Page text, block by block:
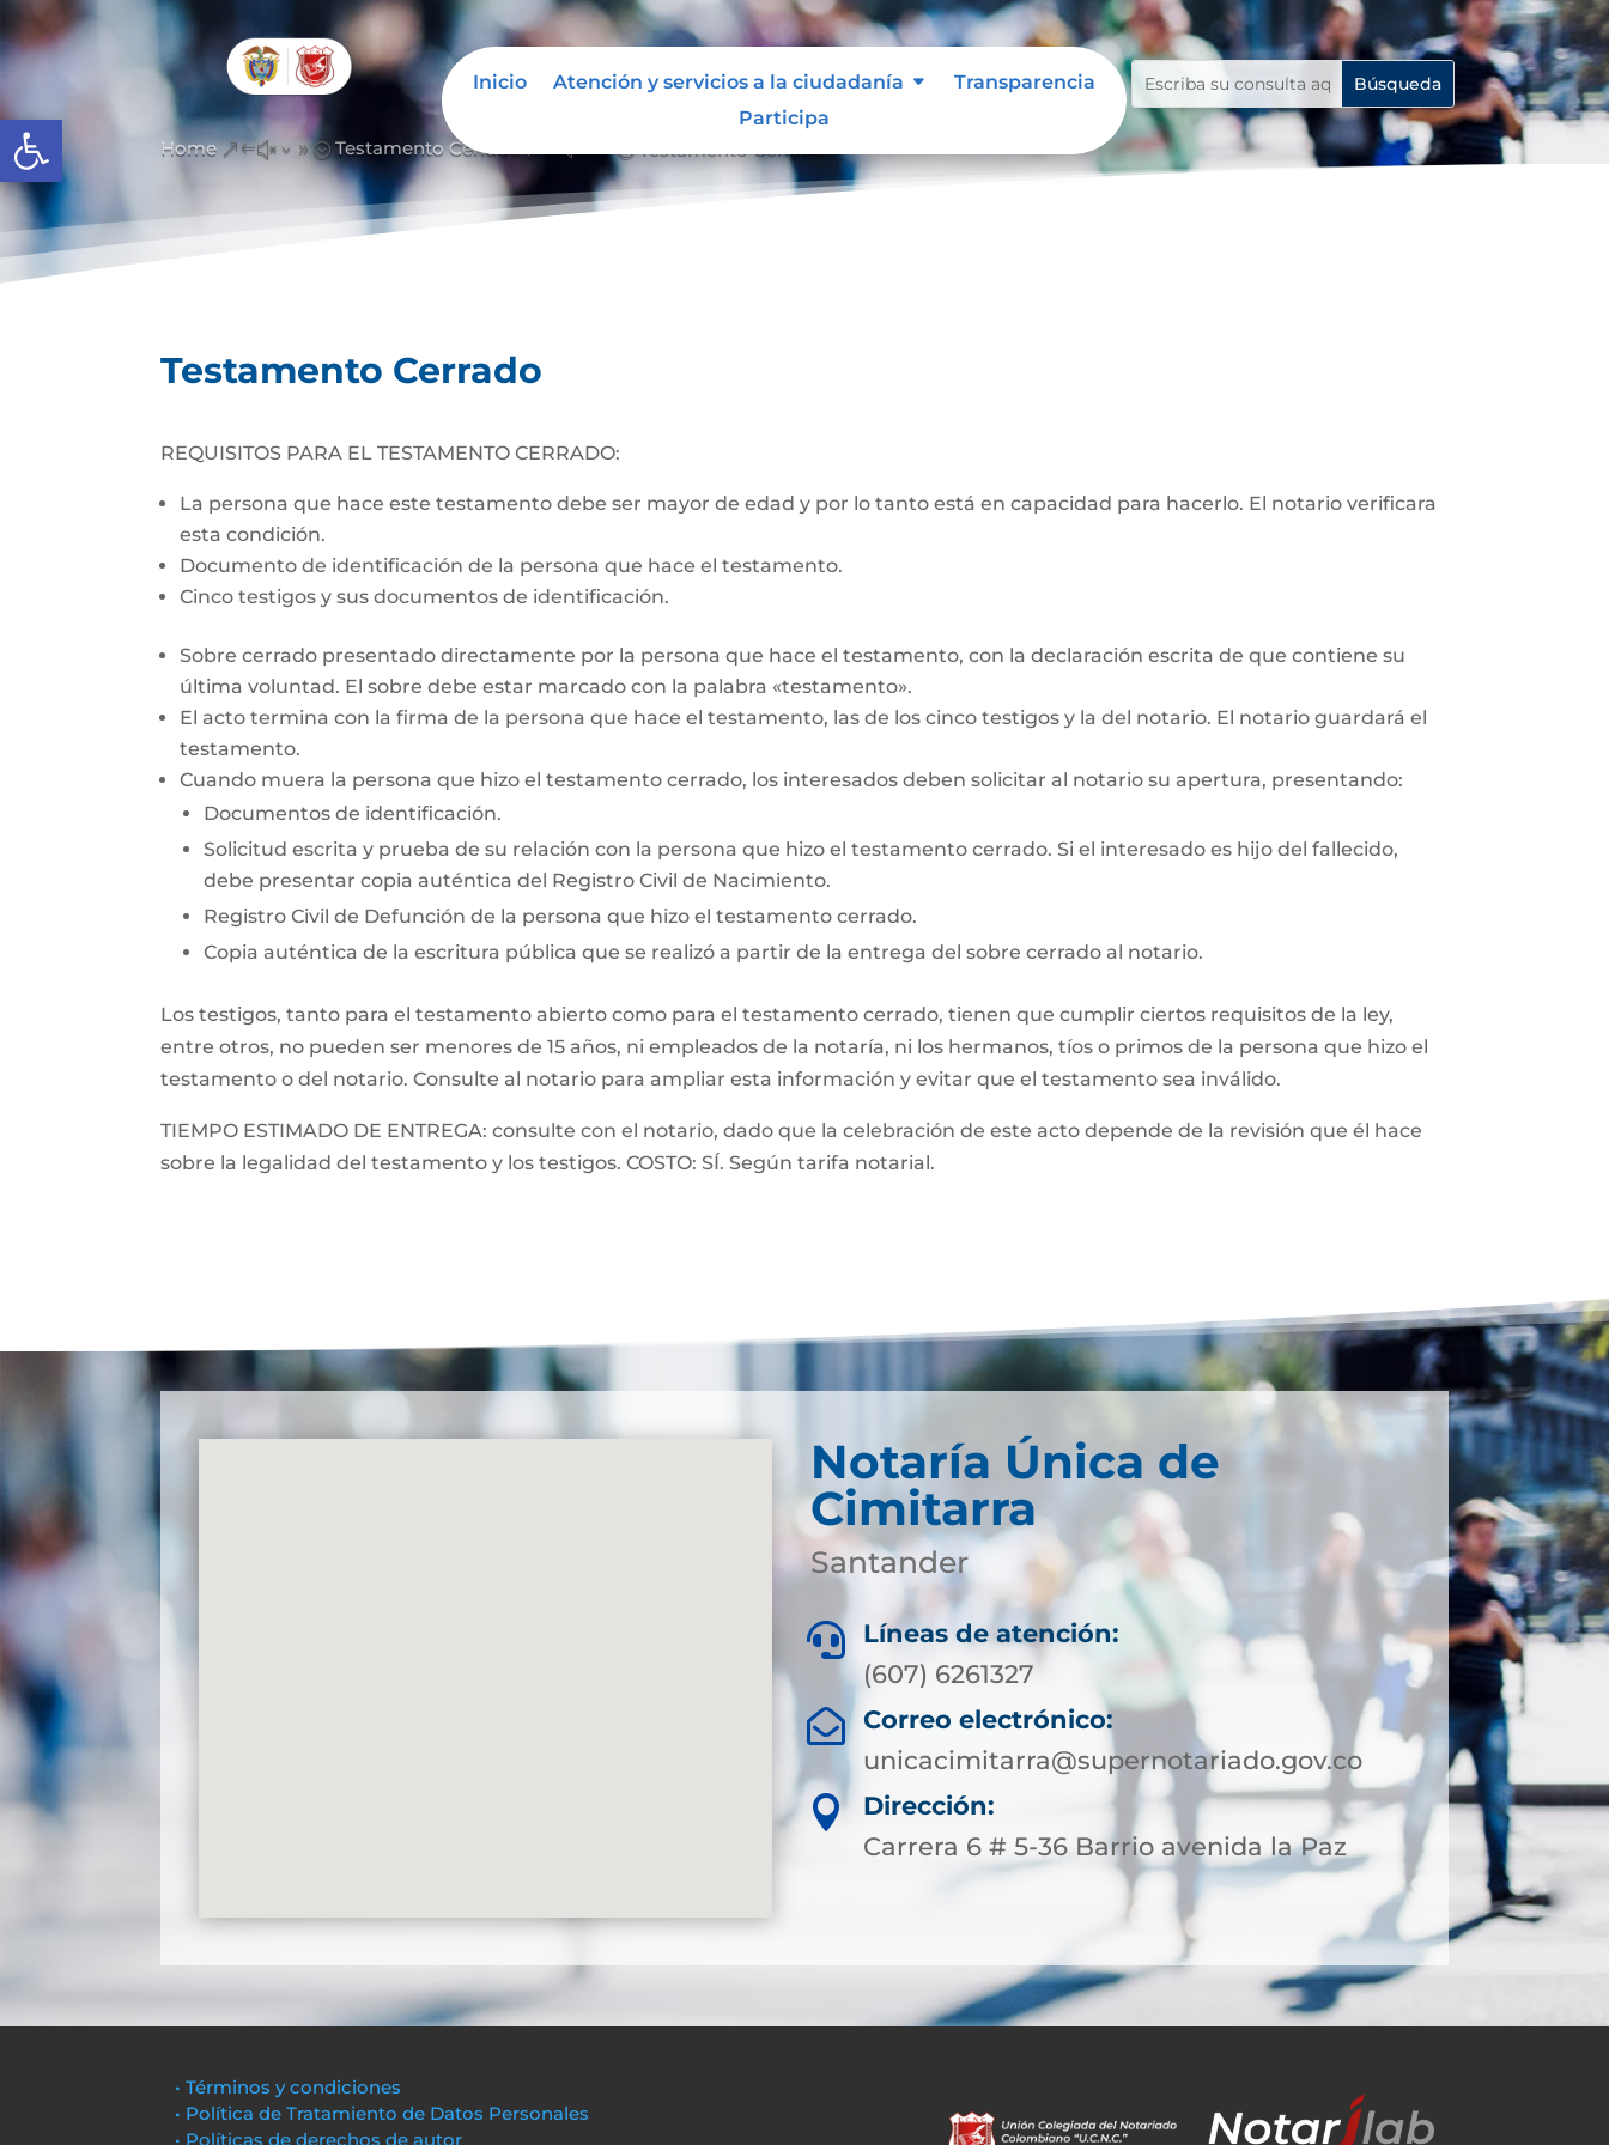
Abrir barra de herramientas
Inicio Atención y servicios a la ciudadanía
Transparencia
Participa
Home &#x39; Testamento Cerrado
Testamento Cerrado
REQUISITOS PARA EL TESTAMENTO CERRADO:
La persona que hace este testamento debe ser mayor de edad y por lo tanto está en capacidad para hacerlo. El notario verificara
esta condición.
Documento de identificación de la persona que hace el testamento.
Cinco testigos y sus documentos de identificación.
Sobre cerrado presentado directamente por la persona que hace el testamento, con la declaración escrita de que contiene su
última voluntad. El sobre debe estar marcado con la palabra «testamento».
El acto termina con la firma de la persona que hace el testamento, las de los cinco testigos y la del notario. El notario guardará el
testamento.
Cuando muera la persona que hizo el testamento cerrado, los interesados deben solicitar al notario su apertura, presentando:
Documentos de identificación.
Solicitud escrita y prueba de su relación con la persona que hizo el testamento cerrado. Si el interesado es hijo del fallecido,
debe presentar copia auténtica del Registro Civil de Nacimiento.
Registro Civil de Defunción de la persona que hizo el testamento cerrado.
Copia auténtica de la escritura pública que se realizó a partir de la entrega del sobre cerrado al notario.
Los testigos, tanto para el testamento abierto como para el testamento cerrado, tienen que cumplir ciertos requisitos de la ley,
entre otros, no pueden ser menores de 15 años, ni empleados de la notaría, ni los hermanos, tíos o primos de la persona que hizo el
testamento o del notario. Consulte al notario para ampliar esta información y evitar que el testamento sea inválido.
TIEMPO ESTIMADO DE ENTREGA: consulte con el notario, dado que la celebración de este acto depende de la revisión que él hace
sobre la legalidad del testamento y los testigos. COSTO: SÍ. Según tarifa notarial.
Notaría Única de
Cimitarra
Santander

Líneas de atención:
(607) 6261327

Correo electrónico:
unicacimitarra@supernotariado.gov.co

Dirección:
Carrera 6 # 5-36 Barrio avenida la Paz
• Términos y condiciones
• Política de Tratamiento de Datos Personales
• Políticas de derechos de autor